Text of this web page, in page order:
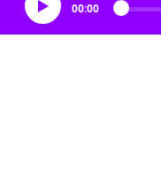
00:00